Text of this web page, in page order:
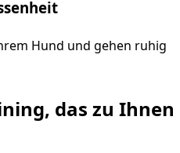
Hund und gehen ruhig
das zu Ihnen